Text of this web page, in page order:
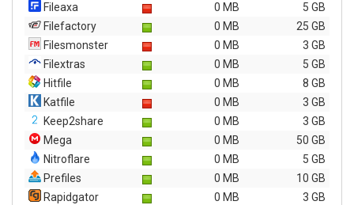
Fileaxa
0 MB
5 GB
Filefactory
0 MB
25 GB
Filesmonster
0 MB
3 GB
Filextras
0 MB
5 GB
Hitfile
0 MB
8 GB
Katfile
0 MB
3 GB
Keep2share
0 MB
3 GB
Mega
0 MB
50 GB
Nitroflare
0 MB
5 GB
Prefiles
0 MB
10 GB
Rapidgator
0 MB
3 GB